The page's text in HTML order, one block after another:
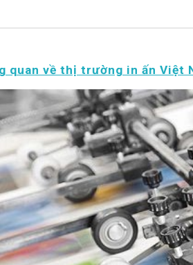
quan về thị trường in ấn Việt